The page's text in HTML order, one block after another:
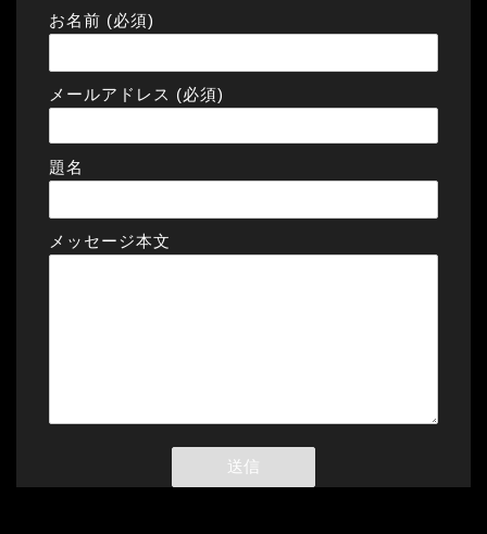
お名前 (必須)
メールアドレス (必須)
題名
メッセージ本文